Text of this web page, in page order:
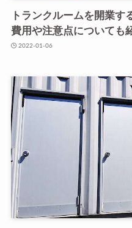
トランクルームを開業す
費用や注意点についても
2022-01-06